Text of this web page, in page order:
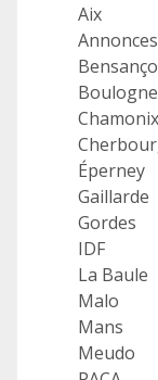
Aix
Annonces
Boulogne
Chamonix
Éperney
Gaillarde
Gordes
IDF
La Baule
Malo
Mans
Meudo